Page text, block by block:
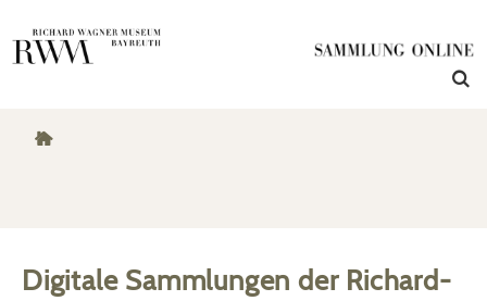
Digitale Sammlungen der Richard-